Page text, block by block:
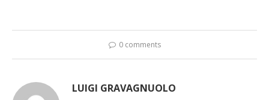
0 comments
LUIGI GRAVAGNUOLO